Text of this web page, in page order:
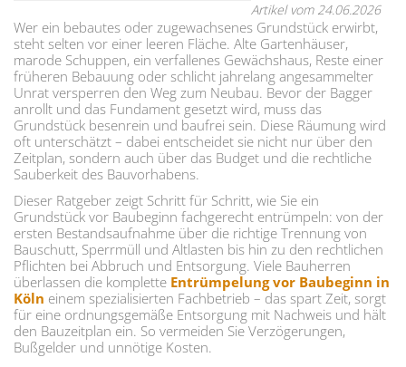
Artikel vom 24.06.2026
Wer ein bebautes oder zugewachsenes Grundstück erwirbt,
steht selten vor einer leeren Fläche. Alte Gartenhäuser,
marode Schuppen, ein verfallenes Gewächshaus, Reste einer
früheren Bebauung oder schlicht jahrelang angesammelter
Unrat versperren den Weg zum Neubau. Bevor der Bagger
anrollt und das Fundament gesetzt wird, muss das
Grundstück besenrein und baufrei sein. Diese Räumung wird
oft unterschätzt – dabei entscheidet sie nicht nur über den
Zeitplan, sondern auch über das Budget und die rechtliche
Sauberkeit des Bauvorhabens.
Dieser Ratgeber zeigt Schritt für Schritt, wie Sie ein
Grundstück vor Baubeginn fachgerecht entrümpeln: von der
ersten Bestandsaufnahme über die richtige Trennung von
Bauschutt, Sperrmüll und Altlasten bis hin zu den rechtlichen
Pflichten bei Abbruch und Entsorgung. Viele Bauherren
überlassen die komplette Entrümpelung vor Baubeginn in
Köln einem spezialisierten Fachbetrieb – das spart Zeit, sorgt
für eine ordnungsgemäße Entsorgung mit Nachweis und hält
den Bauzeitplan ein. So vermeiden Sie Verzögerungen,
Bußgelder und unnötige Kosten.